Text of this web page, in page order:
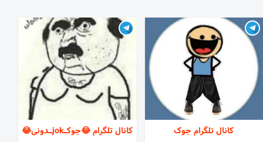
کانال تلگرام جوک کانال تلگرام 😂جوکـــjokـــدونی😂